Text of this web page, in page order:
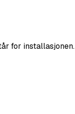
for installasjonen.